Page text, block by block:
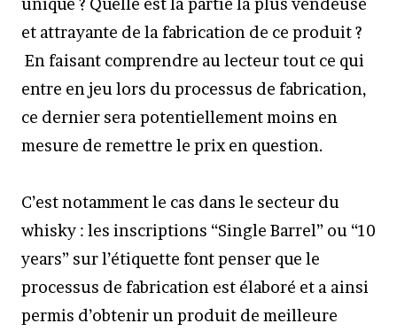
unique ? Quelle est la partie la plus vendeuse
et attrayante de la fabrication de ce produit ?
En faisant comprendre au lecteur tout ce qui
entre en jeu lors du processus de fabrication,
ce dernier sera potentiellement moins en
mesure de remettre le prix en question.
C’est notamment le cas dans le secteur du
whisky : les inscriptions “Single Barrel” ou “10
years” sur l’étiquette font penser que le
processus de fabrication est élaboré et a ainsi
permis d’obtenir un produit de meilleure